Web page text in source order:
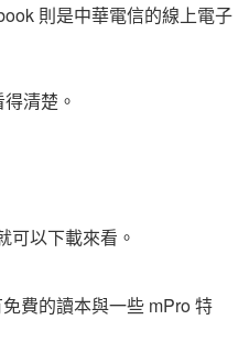
則是中華電信的線上電子
清楚。
可以下載來看。
費的讀本與一些 mPro 特